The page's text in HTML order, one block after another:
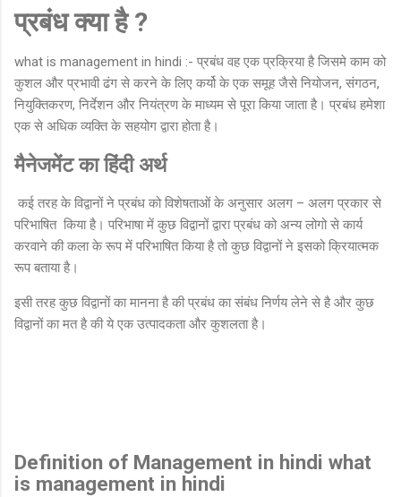
प्रबंध क्या है ?
what is management in hindi :- प्रबंध वह एक प्रक्रिया है जिसमे काम को
कुशल और प्रभावी ढंग से करने के लिए कर्यो के एक समूह जैसे नियोजन, संगठन,
नियुक्तिकरण, निर्देशन और नियंत्रण के माध्यम से पूरा किया जाता है। प्रबंध हमेशा
एक से अधिक व्यक्ति के सहयोग द्वारा होता है।
मैनेजमेंट का हिंदी अर्थ
कई तरह के विद्वानों ने प्रबंध को विशेषताओं के अनुसार अलग – अलग प्रकार से
परिभाषित किया है। परिभाषा में कुछ विद्वानों द्वारा प्रबंध को अन्य लोगो से कार्य
करवाने की कला के रूप में परिभाषित किया है तो कुछ विद्वानों ने इसको क्रियात्मक
रूप बताया है।
इसी तरह कुछ विद्वानों का मानना है की प्रबंध का संबंध निर्णय लेने से है और कुछ
विद्वानों का मत है की ये एक उत्पादकता और कुशलता है।
Definition of Management in hindi what
is management in hindi